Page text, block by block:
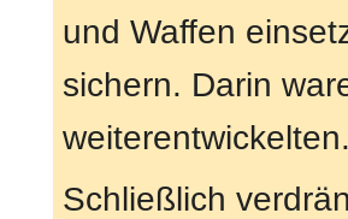
und Waffen
sichern. Darin
weiterentwickelten.
Schließlich